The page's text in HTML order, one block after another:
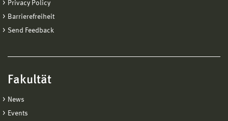
Privacy Policy
Barrierefreiheit
Send Feedback
Fakultät
News
Events